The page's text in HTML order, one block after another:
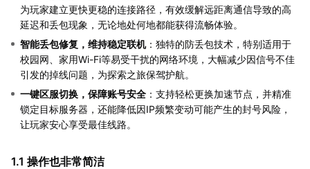
为玩家建立更快更稳的连接路径，有效缓解远距离通信导致的高
延迟和丢包现象，无论地处何地都能获得流畅体验。
智能丢包修复，维持稳定联机：独特的防丢包技术，特别适用于
校园网、家用Wi-Fi等易受干扰的网络环境，大幅减少因信号不佳
引发的掉线问题，为探索之旅保驾护航。
一键区服切换，保障账号安全 ：支持轻松更换加速节点，并精准
锁定目标服务器，还能降低因IP频繁变动可能产生的封号风险，
让玩家安心享受最佳线路。
1.1 操作也非常简洁